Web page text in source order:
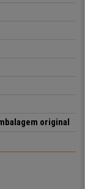
esperam por
original